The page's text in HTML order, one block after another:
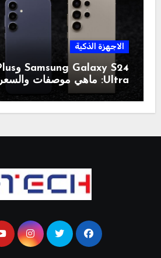
الاجهزة الذكية
Ultra: ماهي موصفات والسعر والألوان؟